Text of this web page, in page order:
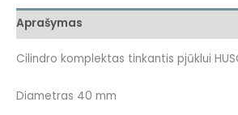
Aprašymas
Cilindro komplektas tinkantis pjūklui
Diametras 40 mm